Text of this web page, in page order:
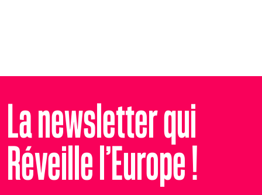
La newsletter qui
Réveille l’Europe !